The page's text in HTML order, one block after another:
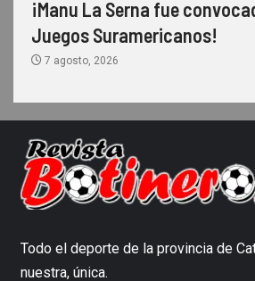
¡Manu La Serna fue
Juegos Suramericanos!
7 agosto, 2026
Todo el deporte de la provincia de
nuestra, única.